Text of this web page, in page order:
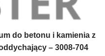
do betonu i kamienia z
– 3008-704